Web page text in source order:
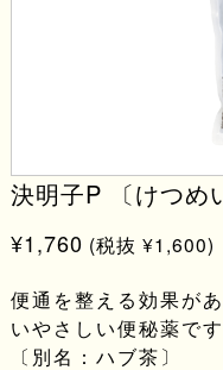
決明子P 〔けつめ
¥1,760 (税抜 ¥1,600)
便通を整える効果が
いやさしい便秘薬です
〔別名：ハブ茶〕